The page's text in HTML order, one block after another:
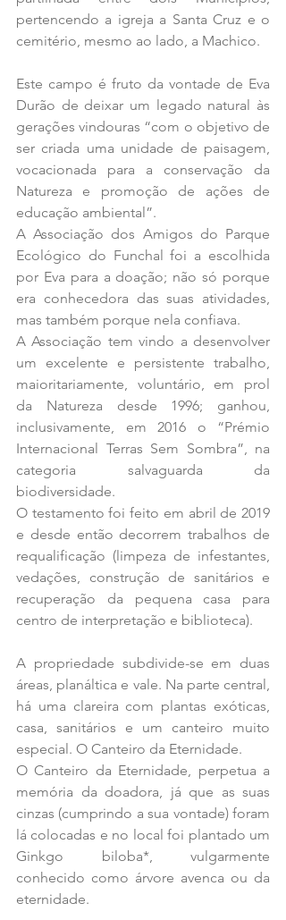
pertencendo a igreja a Santa Cruz e o
cemitério, mesmo ao lado, a Machico.
Este campo é fruto da vontade de Eva
Durão de deixar um legado natural às
gerações vindouras “com o objetivo de
ser criada uma unidade de paisagem,
vocacionada para a conservação da
Natureza e promoção de ações de
educação ambiental”.
A Associação dos Amigos do Parque
Ecológico do Funchal foi a escolhida
por Eva para a doação; não só porque
era conhecedora das suas atividades,
mas também porque nela confiava.
A Associação tem vindo a desenvolver
um excelente e persistente trabalho,
maioritariamente, voluntário, em prol
da Natureza desde 1996; ganhou,
inclusivamente, em 2016 o “Prémio
Internacional Terras Sem Sombra”, na
categoria salvaguarda da
biodiversidade.
O testamento foi feito em abril de 2019
e desde então decorrem trabalhos de
requalificação (limpeza de infestantes,
vedações, construção de sanitários e
recuperação da pequena casa para
centro de interpretação e biblioteca).
A propriedade subdivide-se em duas
áreas, planáltica e vale. Na parte central,
há uma clareira com plantas exóticas,
casa, sanitários e um canteiro muito
especial. O Canteiro da Eternidade.
O Canteiro da Eternidade, perpetua a
memória da doadora, já que as suas
cinzas (cumprindo a sua vontade) foram
lá colocadas e no local foi plantado um
Ginkgo biloba*, vulgarmente
conhecido como árvore avenca ou da
eternidade.